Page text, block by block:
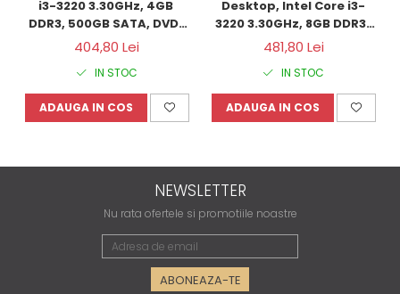
i3-3220 3.30GHz, 4GB
DDR3, 500GB SATA, DVD-
RW + Windows 10 Home
404,80 Lei
IN STOC
ADAUGA IN COS
Desktop, Intel Core i3-
3220 3.30GHz, 8GB DDR3,
120GB SSD + Windows 10
Home
481,80 Lei
IN STOC
ADAUGA IN COS
NEWSLETTER
Nu rata ofertele si promotiile noastre